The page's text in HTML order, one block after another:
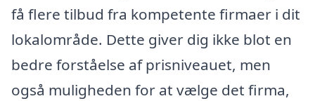
få flere tilbud fra kompetente firmaer i dit
lokalområde. Dette giver dig ikke blot en
bedre forståelse af prisniveauet, men
også muligheden for at vælge det firma,